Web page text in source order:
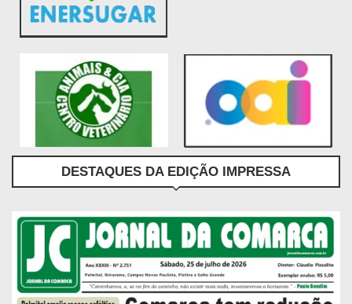
DESTAQUES DA EDIÇÃO IMPRESSA